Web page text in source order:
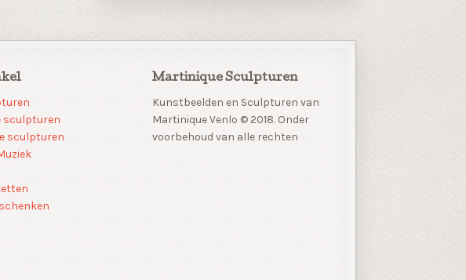
sculpturen
sculpturen
Martinique Sculpturen
Kunstbeelden en Sculpturen van
Martinique Venlo © 2018. Onder
voorbehoud van alle rechten